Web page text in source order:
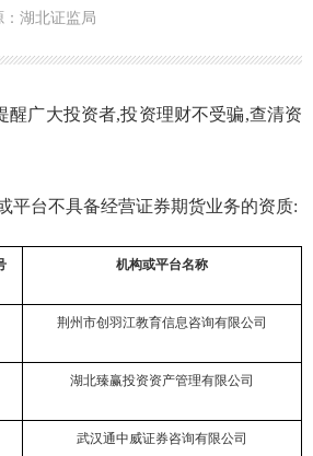
湖北证监局
醒广大投资者,投资理财不受骗,查清资
平台不具备经营证券期货业务的资质:
机构或平台名称
荆州市创羽江教育信息咨询有限公司
湖北臻赢投资资产管理有限公司
武汉通中威证券咨询有限公司